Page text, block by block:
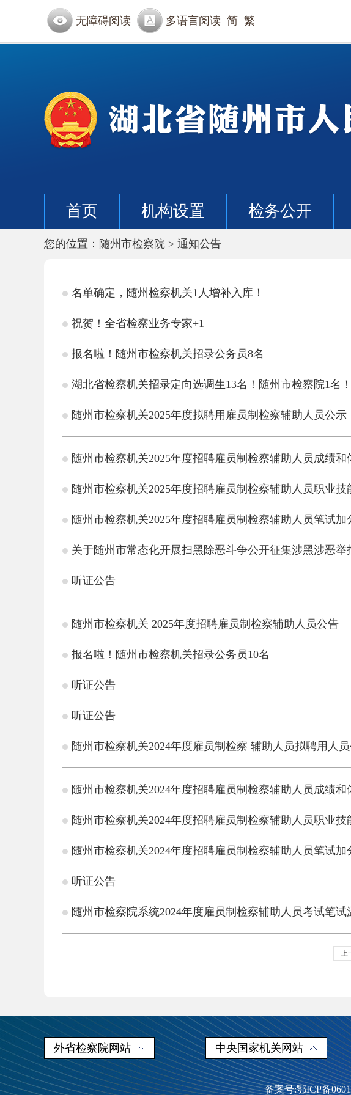
无障碍阅读 多语言阅读 简 繁
首页 机构设置 检务公开
您的位置： 随州市检察院 > 通知公告
名单确定，随州检察机关1人增补入库！
祝贺！全省检察业务专家+1
报名啦！随州市检察机关招录公务员8名
湖北省检察机关招录定向选调生13名！随州市检察院1名
随州市检察机关2025年度拟聘用雇员制检察辅助人员公示
随州市检察机关2025年度招聘雇员制检察辅助人员成绩
随州市检察机关2025年度招聘雇员制检察辅助人员职业
随州市检察机关2025年度招聘雇员制检察辅助人员笔试加
关于随州市常态化开展扫黑除恶斗争公开征集涉黑涉恶举
听证公告
随州市检察机关 2025年度招聘雇员制检察辅助人员公告
报名啦！随州市检察机关招录公务员10名
听证公告
听证公告
随州市检察机关2024年度雇员制检察 辅助人员拟聘用人
随州市检察机关2024年度招聘雇员制检察辅助人员成绩
随州市检察机关2024年度招聘雇员制检察辅助人员职业
随州市检察机关2024年度招聘雇员制检察辅助人员笔试加
听证公告
随州市检察院系统2024年度雇员制检察辅助人员考试笔试
上
外省检察院网站 中央国家机关网站
备案号:鄂ICP备